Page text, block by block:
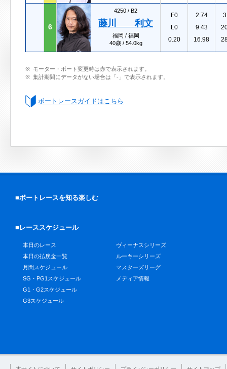
6
4250 / B2
藤川 利文
福岡 / 福岡
40歳 / 54.0kg
F0
L0
0.20
2.74
9.43
16.98
モーター・ボート変更時は赤で表示されます。
集計期間にデータがない場合は「-」で表示されます。
ボートレースガイドはこちら
■ボートレースを知る楽しむ
■レーススケジュール
本日のレース
本日の払戻金一覧
月間スケジュール
SG・PG1スケジュール
G1・G2スケジュール
G3スケジュール
ヴィーナスシリーズ
ルーキーシリーズ
マスターズリーグ
メディア情報